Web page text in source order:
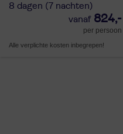
8 dagen (7 nachten)
824,-
per persoon
Alle verplichte kosten inbegrepen!